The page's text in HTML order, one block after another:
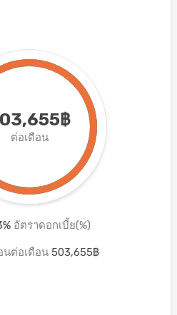
฿
ต่อเดือน
% อัตราดอกเบี้ย(%)
นต่อเดือน503,655฿